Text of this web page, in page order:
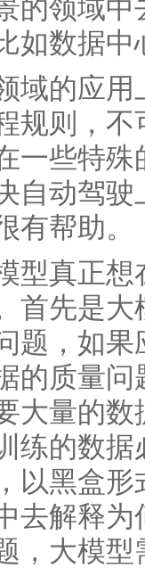
的领域
如数据中
的应用
规则，
一些特
自动驾
有帮助。
真正想
首先是
题，如
的质量
大量的
练的数
以黑盒
去解释
，大模